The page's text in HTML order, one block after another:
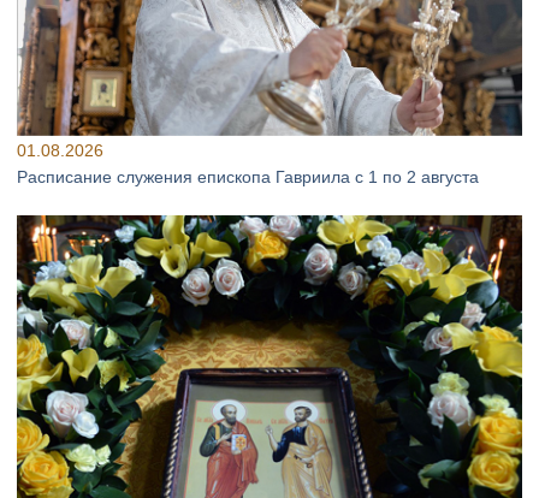
01.08.2026
Расписание служения епископа Гавриила с 1 по 2 августа